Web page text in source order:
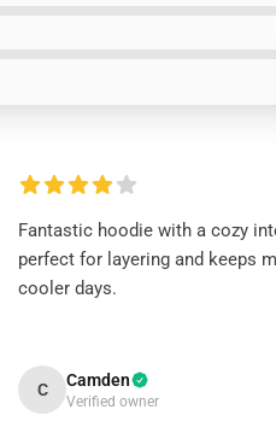
Fantastic hoodie with a cozy
perfect for layering and keeps
cooler days.
C Camden
Verified owner